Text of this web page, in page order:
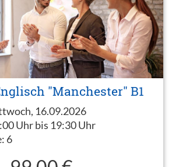
"Manchester" B1
16.09.2026
Uhr bis 19:30 Uhr
6